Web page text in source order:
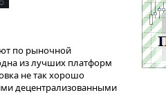
по рыночной
из лучших платформ
не так хорошо
децентрализованными